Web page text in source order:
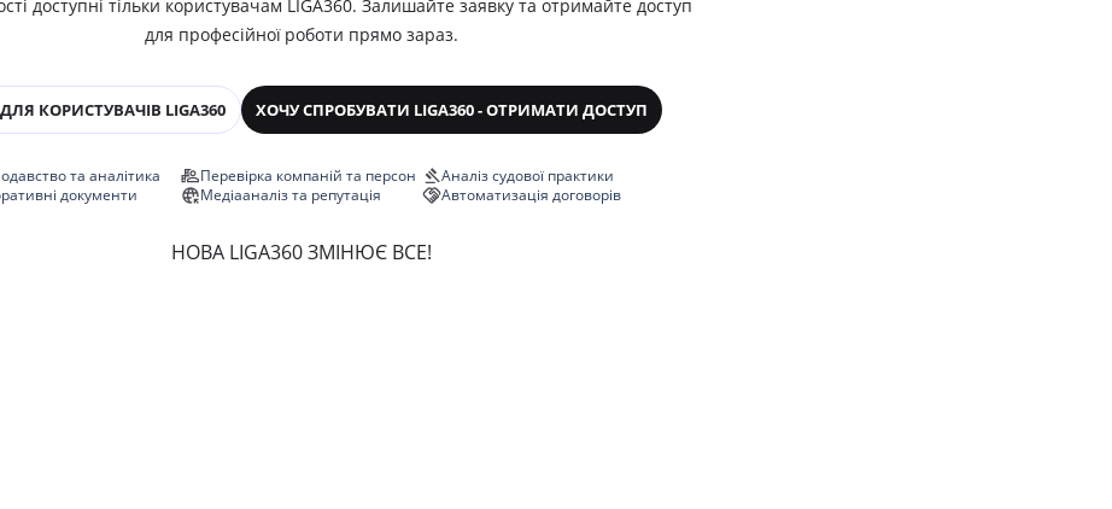
доступні тільки користувачам LIGA360. Залишайте заявку та отримайте доступ
для професійної роботи прямо зараз.
КОРИСТУВАЧІВ LIGA360 ХОЧУ СПРОБУВАТИ LIGA360 - ОТРИМАТИ ДОСТУП
та аналітика
документи
Перевірка компаній та персон
Медіааналіз та репутація
Аналіз судової практики
Автоматизація договорів
НОВА LIGA360 ЗМІНЮЄ ВСЕ!